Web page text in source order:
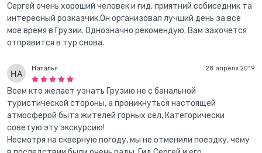
Сергей очень хороший человек и гид, приятний собиседник та
интересный розказчик.Он организовал лучший день за все
мое время в Грузии. Однозначно рекомендую. Вам захочется
отправится в тур снова.
28 апреля 2019
Наталья
Всем кто желает узнать Грузию не с банальной
туристической стороны, а проникнуться настоящей
атмосферой быта жителей горных сёл, Категорически
советую эту экскурсию!
Несмотря на скверную погоду, мы не отменили поездку, чему